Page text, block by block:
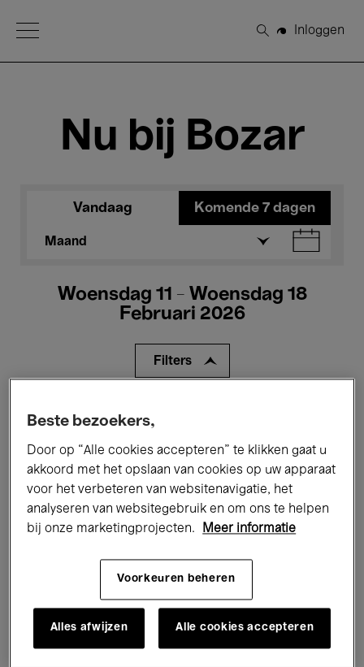
Open Menu
Zoeken
Inloggen
Nu bij Bozar
Vandaag Komende 7 dagen
Maand
Woensdag 11 - Woensdag 18
Februari 2026
Filters
Alle evenementen
Tentoonstellingen Films
Performances Lezingen & Debatten
Jazz Klassieke Muziek Global Music
Elektronische Muziek
Voor iedereen Kids’ Palace
Beste bezoekers,
Door op “Alle cookies accepteren” te klikken gaat u
akkoord met het opslaan van cookies op uw apparaat
voor het verbeteren van websitenavigatie, het
analyseren van websitegebruik en om ons te helpen
bij onze marketingprojecten.
Meer informatie
Voorkeuren beheren
Alles afwijzen Alle cookies accepteren